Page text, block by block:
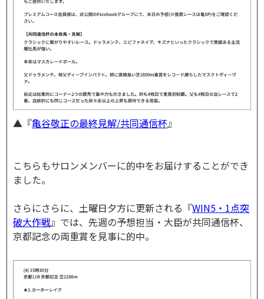
▲『亀谷敬正の最終見解/共同通信杯』
こちらもサロンメンバーに的中をお届けすることができ
ました。
さらにさらに、土曜日夕方に更新される『WIN5・1点突
破大作戦』では、先週の予想担当・大臣が共同通信杯、
京都記念の両重賞を見事に的中。